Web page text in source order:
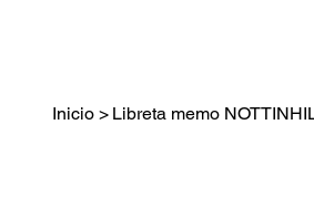
Inicio > Libreta memo